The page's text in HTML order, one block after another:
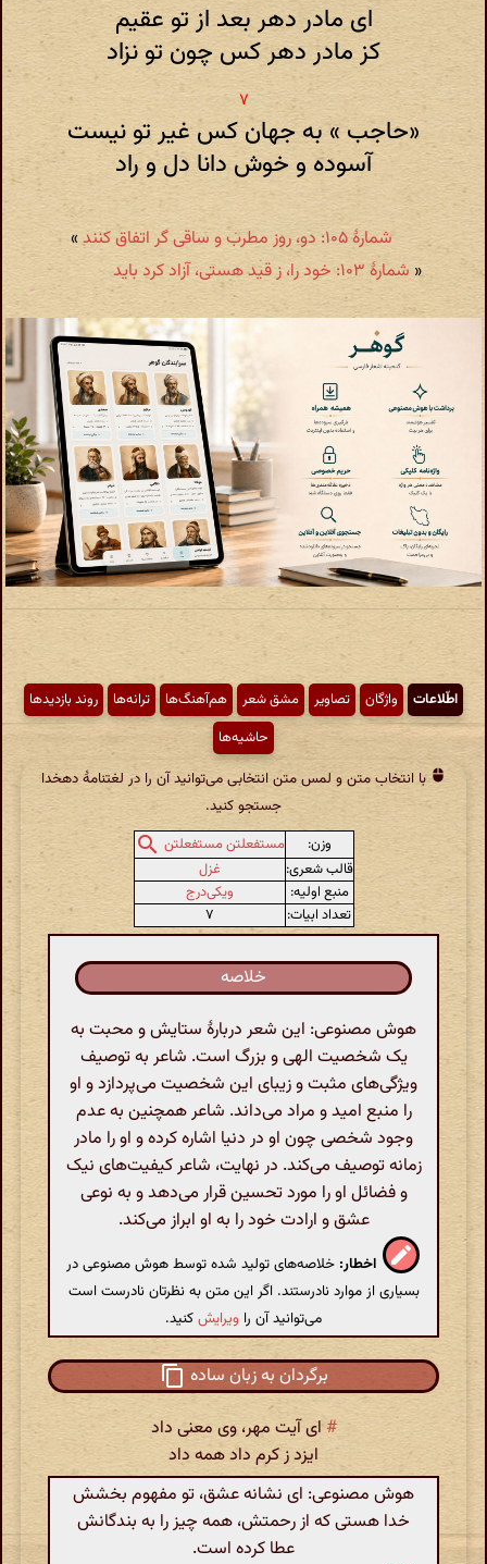
ای مادر دهر بعد از تو عقیم
کز مادر دهر کس چون تو نزاد
«حاجب » به جهان کس غیر تو نیست
آسوده و خوش دانا دل و راد
شمارهٔ ۱۰۵: دو، روز مطرب و ساقی گر اتفاق کنند
»
« شمارهٔ ۱۰۳: خود را، ز قید هستی، آزاد کرد باید
اطّلاعات واژگان تصاویر مشق شعر هم‌آهنگ‌ها ترانه‌ها
روند بازدیدها
حاشیه‌ها
با انتخاب متن و لمس متن انتخابی می‌توانید آن را در لغتنامهٔ دهخدا
جستجو کنید.
وزن:
مستفعلتن مستفعلتن
قالب شعری:
غزل
منبع اولیه:
ویکی‌درج
تعداد ابیات:
۷
خلاصه
هوش مصنوعی: این شعر دربارهٔ ستایش و محبت به
یک شخصیت الهی و بزرگ است. شاعر به توصیف
ویژگی‌های مثبت و زیبای این شخصیت می‌پردازد و او
را منبع امید و مراد می‌داند. شاعر همچنین به عدم
وجود شخصی چون او در دنیا اشاره کرده و او را مادر
زمانه توصیف می‌کند. در نهایت، شاعر کیفیت‌های نیک
و فضائل او را مورد تحسین قرار می‌دهد و به نوعی
عشق و ارادت خود را به او ابراز می‌کند.
اخطار: خلاصه‌های تولید شده توسط هوش مصنوعی در
بسیاری از موارد نادرستند. اگر این متن به نظرتان نادرست است
می‌توانید آن را ویرایشکنید.
برگردان به زبان ساده
#ای آیت مهر، وی معنی داد
ایزد ز کرم داد همه داد
هوش مصنوعی: ای نشانه عشق، تو مفهوم بخشش
خدا هستی که از رحمتش، همه چیز را به بندگانش
عطا کرده است.